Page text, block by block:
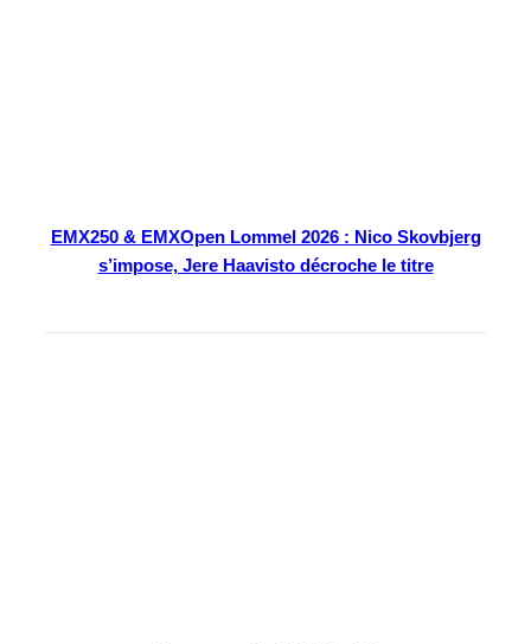
EMX250 & EMXOpen Lommel 2026 : Nico Skovbjerg
s’impose, Jere Haavisto décroche le titre